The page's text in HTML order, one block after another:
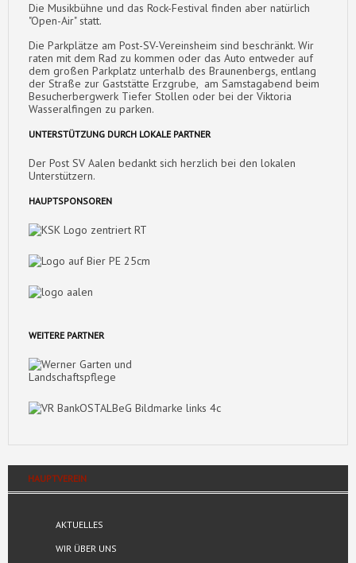
Die Musikbühne und das Rock-Festival finden aber natürlich
"Open-Air" statt.
Die Parkplätze am Post-SV-Vereinsheim sind beschränkt. Wir
raten mit dem Rad zu kommen oder das Auto entweder auf
dem großen Parkplatz unterhalb des Braunenbergs, entlang
der Straße zur Gaststätte Erzgrube, am Samstagabend beim
Besucherbergwerk Tiefer Stollen oder bei der Viktoria
Wasseralfingen zu parken.
UNTERSTÜTZUNG DURCH LOKALE PARTNER
Der Post SV Aalen bedankt sich herzlich bei den lokalen
Unterstützern.
HAUPTSPONSOREN
WEITERE PARTNER
HAUPTVEREIN
AKTUELLES
WIR ÜBER UNS